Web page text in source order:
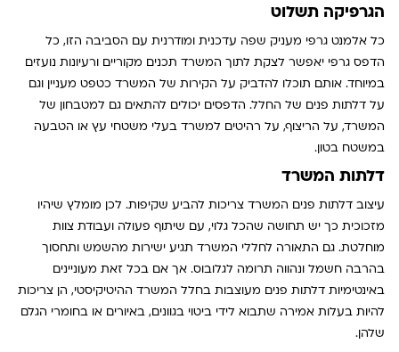
הגרפיקה תשלוט
כל אלמנט גרפי מעניק שפה עדכנית ומודרנית עם הסביבה הזו, כל
הדפס גרפי יאפשר לצקת לתוך המשרד תכנים מקוריים ורעיונות נועזים
במיוחד. אותם תוכלו להדביק על הקירות של המשרד כטפט מעניין וגם
על דלתות פנים של החלל. הדפסים יכולים להתאים גם למטבחון של
המשרד, על הריצוף, על רהיטים למשרד בעלי משטחי עץ או הטבעה
במשטח בטון.
דלתות המשרד
עיצוב דלתות פנים המשרד צריכות להביע שקיפות. לכן מומלץ שיהיו
מזכוכית כך יש תחושה שהכל גלוי, עם שיתוף פעולה ועבודת צוות
מוחלטת. גם התאורה לחללי המשרד תגיע ישירות מהשמש ותחסוך
בהרבה חשמל ונהווה תרומה לגלובוס. אך אם בכל זאת מעוניינים
באינטימיות דלתות פנים מעוצבות בחלל המשרד ההיטיקיסטי, הן צריכות
להיות בעלות אמירה שתבוא לידי ביטוי בגוונים, באיורים או בחומרי הגלם
שלהן.